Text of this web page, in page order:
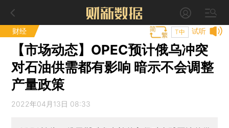
财经 试听
T中
【市场动态】OPEC预计俄乌冲突
对石油供需都有影响 暗示不会调整
产量政策
2022年04月13日 08:33